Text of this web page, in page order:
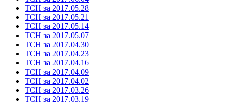
ТСН за 2017.05.28
ТСН за 2017.05.21
ТСН за 2017.05.14
ТСН за 2017.05.07
ТСН за 2017.04.30
ТСН за 2017.04.23
ТСН за 2017.04.16
ТСН за 2017.04.09
ТСН за 2017.04.02
ТСН за 2017.03.26
ТСН за 2017.03.19